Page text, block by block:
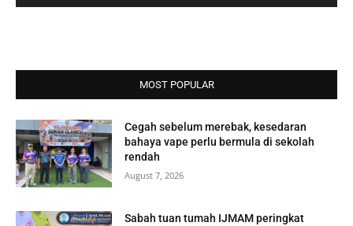
MOST POPULAR
Cegah sebelum merebak, kesedaran
bahaya vape perlu bermula di sekolah
rendah
August 7, 2026
Sabah tuan tumah IJMAM peringkat